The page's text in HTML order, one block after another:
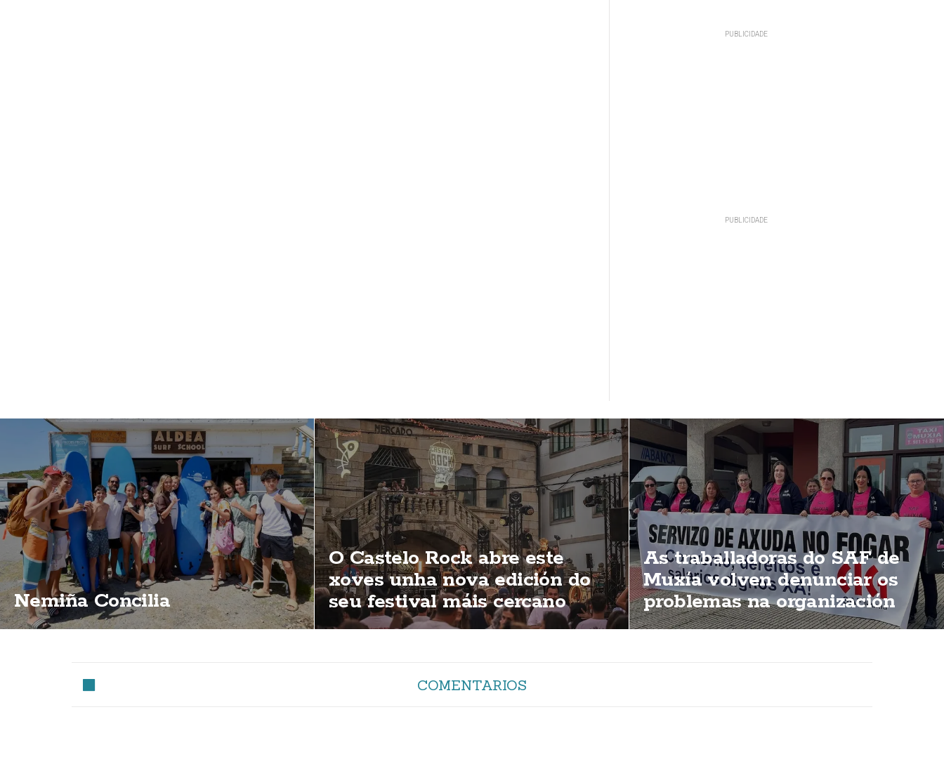
Nemiña Concilia
O Castelo Rock abre este
xoves unha nova edición do
seu festival máis cercano
As traballadoras do SAF de
Muxía volven denunciar os
problemas na organización
dun servizo esencial
COMENTARIOS